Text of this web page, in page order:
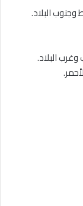
وجنوب البلاد.
البلاد.